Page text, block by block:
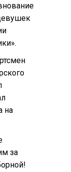
на
за